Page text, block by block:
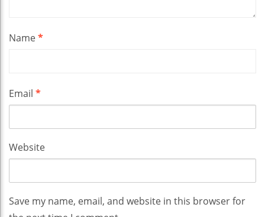
Name*
Email *
Website
Save my name, email, and website in this browser for